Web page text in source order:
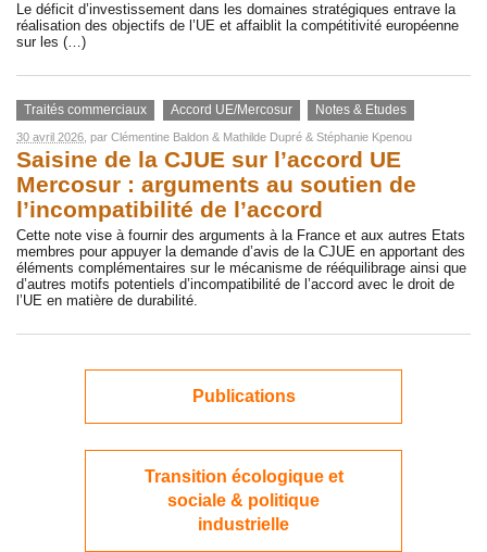
Le déficit d’investissement dans les domaines stratégiques entrave la
réalisation des objectifs de l’UE et affaiblit la compétitivité européenne
sur les (…)
Traités commerciaux Accord UE/Mercosur Notes & Etudes
30 avril 2026 , par Clémentine Baldon & Mathilde Dupré & Stéphanie Kpenou
Saisine de la CJUE sur l’accord UE
Mercosur : arguments au soutien de
l’incompatibilité de l’accord
Cette note vise à fournir des arguments à la France et aux autres Etats
membres pour appuyer la demande d’avis de la CJUE en apportant des
éléments complémentaires sur le mécanisme de rééquilibrage ainsi que
d’autres motifs potentiels d’incompatibilité de l’accord avec le droit de
l’UE en matière de durabilité.
Publications
Transition écologique et
sociale & politique
industrielle